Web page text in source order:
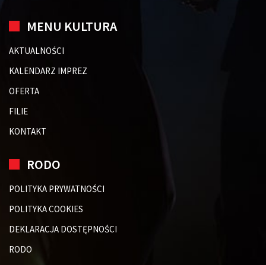
MENU KULTURA
AKTUALNOŚCI
KALENDARZ IMPREZ
OFERTA
FILIE
KONTAKT
RODO
POLITYKA PRYWATNOŚCI
POLITYKA COOKIES
DEKLARACJA DOSTĘPNOŚCI
RODO